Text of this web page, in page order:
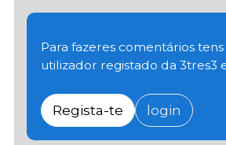
Para fazeres comentários
utilizador registado da 3tres3
Regista-te login